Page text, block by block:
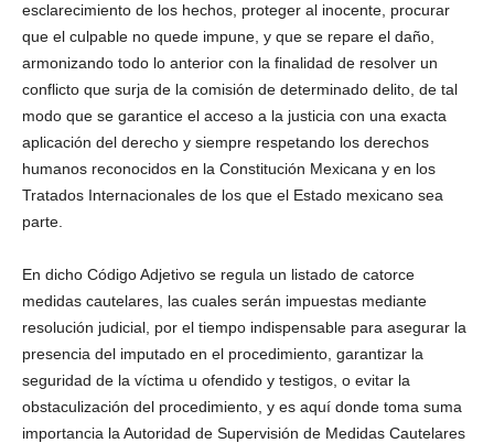
esclarecimiento de los hechos, proteger al inocente, procurar
que el culpable no quede impune, y que se repare el daño,
armonizando todo lo anterior con la finalidad de resolver un
conflicto que surja de la comisión de determinado delito, de tal
modo que se garantice el acceso a la justicia con una exacta
aplicación del derecho y siempre respetando los derechos
humanos reconocidos en la Constitución Mexicana y en los
Tratados Internacionales de los que el Estado mexicano sea
parte.
En dicho Código Adjetivo se regula un listado de catorce
medidas cautelares, las cuales serán impuestas mediante
resolución judicial, por el tiempo indispensable para asegurar la
presencia del imputado en el procedimiento, garantizar la
seguridad de la víctima u ofendido y testigos, o evitar la
obstaculización del procedimiento, y es aquí donde toma suma
importancia la Autoridad de Supervisión de Medidas Cautelares